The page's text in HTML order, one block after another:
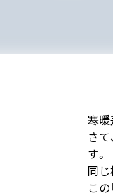
サイト･システム構
ムインテグレーシ
ルソリューション
寒暖
さ
す。
同
こ